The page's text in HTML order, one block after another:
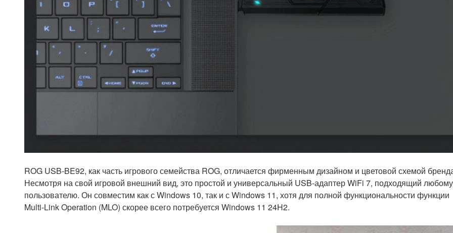
ROG USB-BE92, как часть игрового семейства ROG, отличается фирменным дизайном и цветовой схемой
Несмотря на свой игровой внешний вид, это простой и универсальный USB-адаптер WiFi 7, подходящий любому
пользователю. Он совместим как с Windows 10, так и с Windows 11, хотя для полной функциональности функции
Multi-Link Operation (MLO) скорее всего потребуется Windows 11 24H2.